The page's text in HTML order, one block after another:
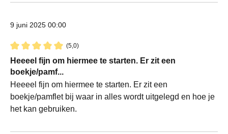
9 juni 2025 00:00
(5,0)
Recensie met een waardering van 5 van de 5 sterren
Heeeel fijn om hiermee te starten. Er zit een
boekje/pamf...
Heeeel fijn om hiermee te starten. Er zit een
boekje/pamflet bij waar in alles wordt uitgelegd en hoe je
het kan gebruiken.